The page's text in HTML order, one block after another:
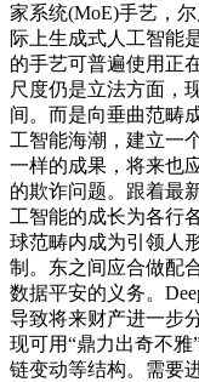
家系统(MoE)手艺，
际上生成式人工智能
的手艺可普遍使用正
尺度仍是立法方面，
间。而是向垂曲范畴
工智能海潮，建立一
一样的成果，将来也
的欺诈问题。跟着最
工智能的成长为各行
球范畴内成为引领人
制。东之间应合做配
数据平安的义务。
导致将来财产进一步
现可用“鼎力出奇不
链变动等结构。需要